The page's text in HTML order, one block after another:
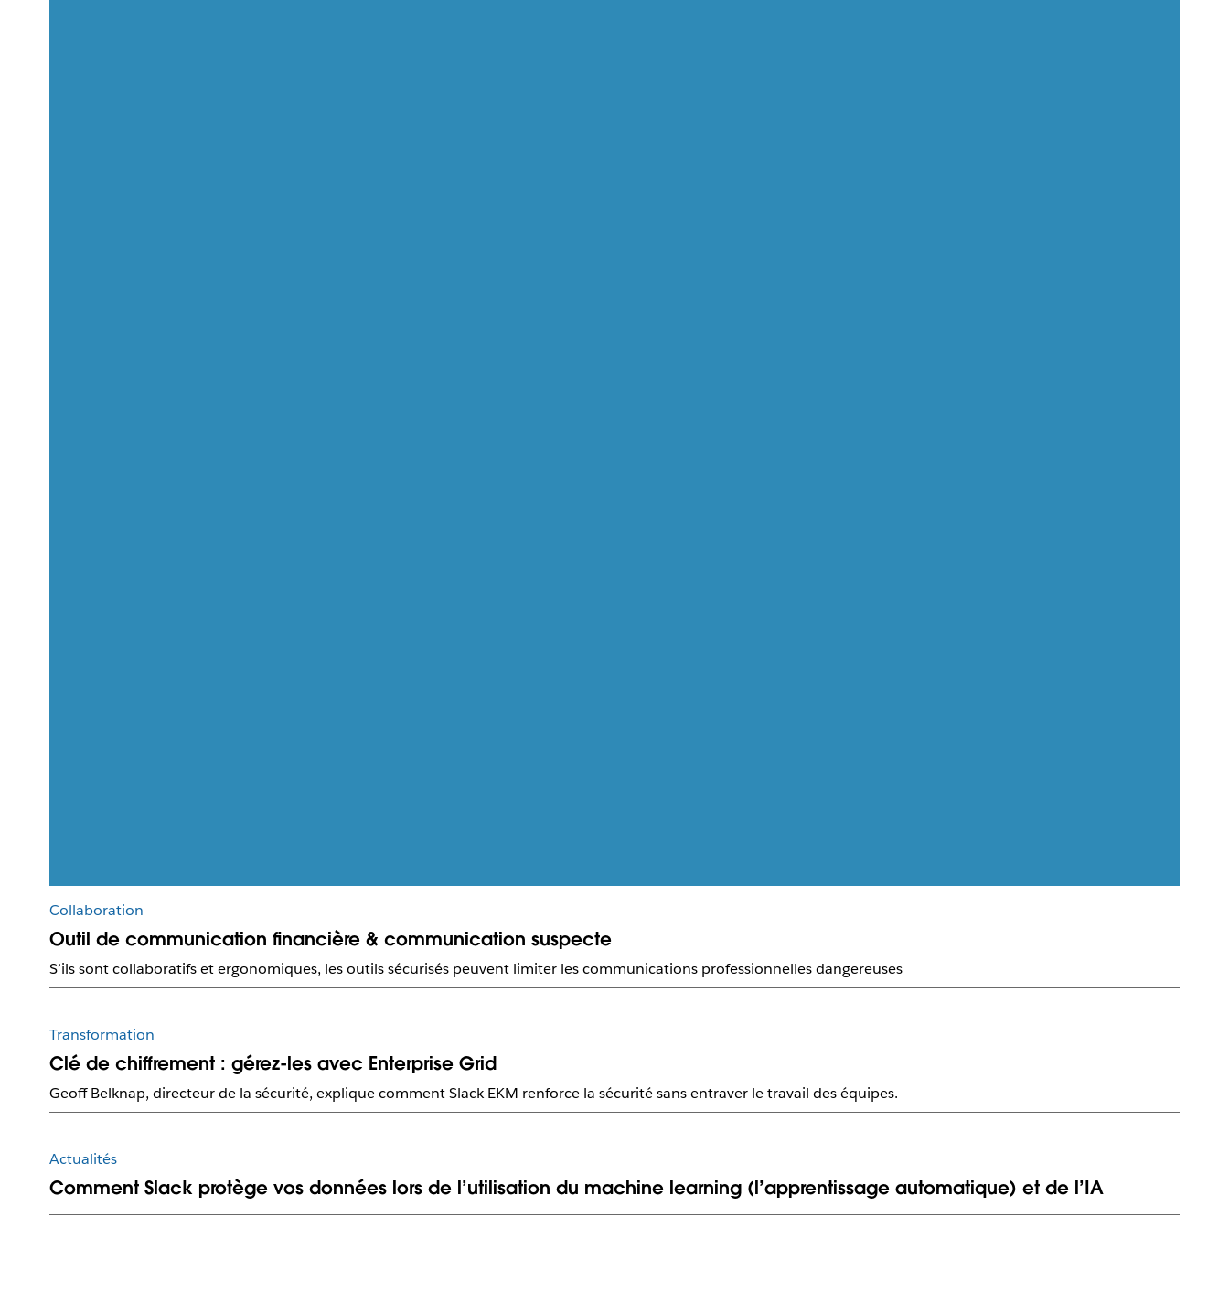
Collaboration
Outil de communication financière & communication suspecte
S’ils sont collaboratifs et ergonomiques, les outils sécurisés peuvent limiter les communications professionnelles dangereuses
Transformation
Clé de chiffrement : gérez-les avec Enterprise Grid
Geoff Belknap, directeur de la sécurité, explique comment Slack EKM renforce la sécurité sans entraver le travail des équipes.
Actualités
Comment Slack protège vos données lors de l’utilisation du machine learning (l’apprentissage automatique) et de l’IA